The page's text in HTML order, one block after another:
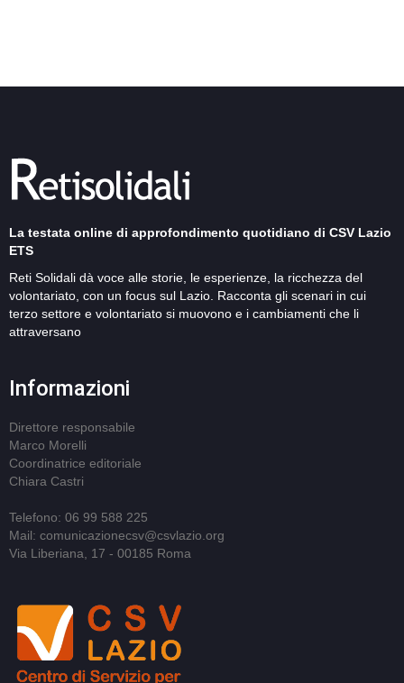
La testata online di approfondimento quotidiano di CSV Lazio
ETS
Reti Solidali dà voce alle storie, le esperienze, la ricchezza del
volontariato, con un focus sul Lazio. Racconta gli scenari in cui
terzo settore e volontariato si muovono e i cambiamenti che li
attraversano
Informazioni
Direttore responsabile
Marco Morelli
Coordinatrice editoriale
Chiara Castri
Telefono: 06 99 588 225
Mail: comunicazionecsv@csvlazio.org
Via Liberiana, 17 - 00185 Roma